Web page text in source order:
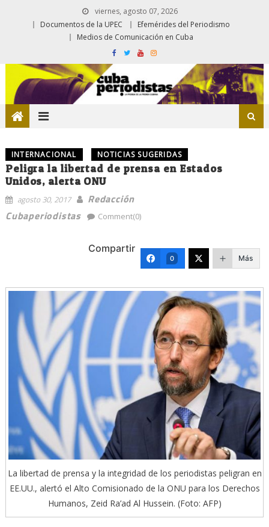
viernes, agosto 07, 2026
Documentos de la UPEC
Efemérides del Periodismo
Medios de Comunicación en Cuba
INTERNACIONAL NOTICIAS SUGERIDAS
Peligra la libertad de prensa en Estados
Unidos, alerta ONU
agosto 30, 2017
Redacción
Cubaperiodistas
Comment(0)
Compartir
0 Más
La libertad de prensa y la integridad de los periodistas peligran en
EE.UU., alertó el Alto Comisionado de la ONU para los Derechos
Humanos, Zeid Ra’ad Al Hussein. (Foto: AFP)